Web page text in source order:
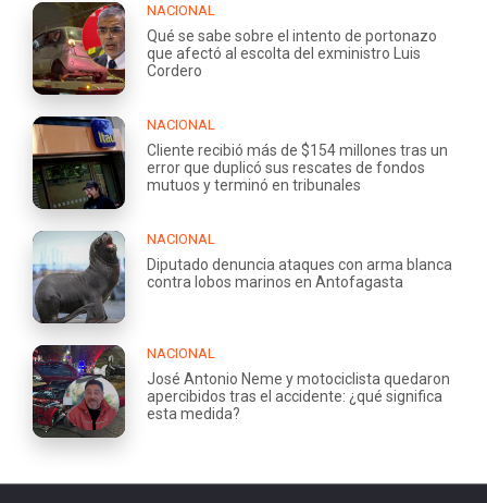
NACIONAL
Qué se sabe sobre el intento de portonazo
que afectó al escolta del exministro Luis
Cordero
NACIONAL
Cliente recibió más de $154 millones tras un
error que duplicó sus rescates de fondos
mutuos y terminó en tribunales
NACIONAL
Diputado denuncia ataques con arma blanca
contra lobos marinos en Antofagasta
NACIONAL
José Antonio Neme y motociclista quedaron
apercibidos tras el accidente: ¿qué significa
esta medida?